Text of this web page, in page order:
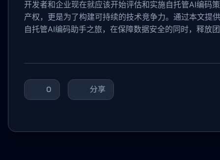
开发者和企业现在就应该开始评估和实施自托管AI编码
产权，更是为了构建可持续的技术竞争力。通过本文提
自托管AI编码助手之旅，在保障数据安全的同时，释放
0 分享